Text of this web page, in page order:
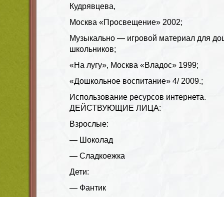
Кудрявцева,
Москва «Просвещение» 2002;
Музыкально — игровой материал для
школьников;
«На лугу», Москва «Владос» 1999;
«Дошкольное воспитание» 4/ 2009.;
Использование ресурсов интернета.
ДЕЙСТВУЮЩИЕ ЛИЦА:
Взрослые:
— Шоколад
— Сладкоежка
Дети:
— Фантик